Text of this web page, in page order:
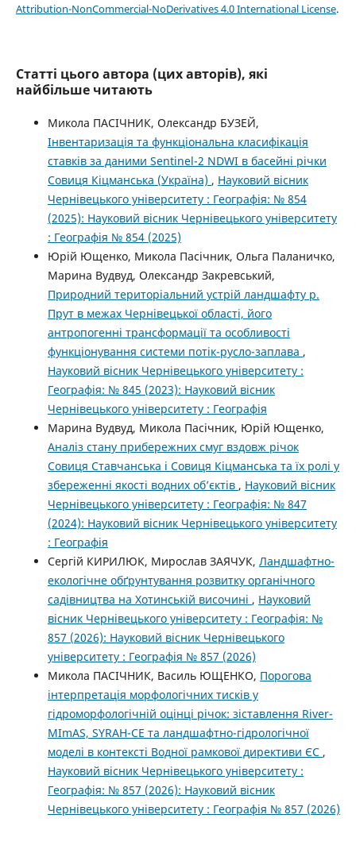
Attribution-NonCommercial-NoDerivatives 4.0 International License.
Статті цього автора (цих авторів), які
найбільше читають
Микола ПАСІЧНИК, Олександр БУЗЕЙ,
Інвентаризація та функціональна класифікація
ставків за даними Sentinel-2 NDWI в басейні річки
Совиця Кіцманська (Україна) , Науковий вісник
Чернівецького університету : Географія: № 854
(2025): Науковий вісник Чернівецького університету
: Географія № 854 (2025)
Юрій Ющенко, Микола Пасічник, Ольга Паланичко,
Марина Вудвуд, Олександр Закревський,
Природний територіальний устрій ландшафту р.
Прут в межах Чернівецької області, його
антропогенні трансформації та особливості
функціонування системи потік-русло-заплава ,
Науковий вісник Чернівецького університету :
Географія: № 845 (2023): Науковий вісник
Чернівецького університету : Географія
Марина Вудвуд, Микола Пасічник, Юрій Ющенко,
Аналіз стану прибережних смуг вздовж річок
Совиця Ставчанська і Совиця Кіцманська та їх ролі у
збереженні якості водних об’єктів , Науковий вісник
Чернівецького університету : Географія: № 847
(2024): Науковий вісник Чернівецького університету
: Географія
Сергій КИРИЛЮК, Мирослав ЗАЯЧУК, Ландшафтно-
екологічне обґрунтування розвитку органічного
садівництва на Хотинській височині , Науковий
вісник Чернівецького університету : Географія: №
857 (2026): Науковий вісник Чернівецького
університету : Географія № 857 (2026)
Микола ПАСІЧНИК, Василь ЮЩЕНКО, Порогова
інтерпретація морфологічних тисків у
гідроморфологічній оцінці річок: зіставлення River-
MImAS, SYRAH-CE та ландшафтно-гідрологічної
моделі в контексті Водної рамкової директиви ЄС ,
Науковий вісник Чернівецького університету :
Географія: № 857 (2026): Науковий вісник
Чернівецького університету : Географія № 857 (2026)